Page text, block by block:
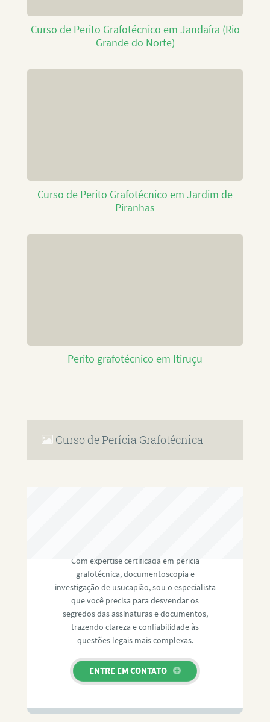
Curso de Perito Grafotécnico em Jandaíra (Rio
Grande do Norte)
Curso de Perito Grafotécnico em Jardim de
Piranhas
Perito grafotécnico em Itiruçu
Curso de Perícia Grafotécnica
Com expertise certificada em perícia
grafotécnica, documentoscopia e
investigação de usucapião, sou o especialista
que você precisa para desvendar os
segredos das assinaturas e documentos,
trazendo clareza e confiabilidade às
questões legais mais complexas.
ENTRE EM CONTATO